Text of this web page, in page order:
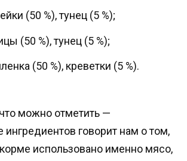
(50 %), тунец (5 %);
(50 %), тунец (5 %);
(50 %), креветки (5 %).
можно отметить —
ингредиентов говорит нам о том,
использовано именно мясо,